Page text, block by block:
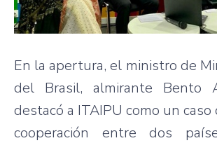
En la apertura, el ministro de
del Brasil, almirante Bento
destacó a ITAIPU como un
cooperación entre dos